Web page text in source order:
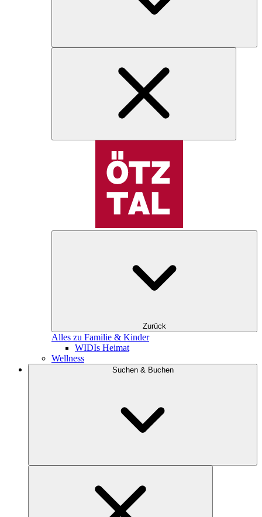
Zurück
Alles zu Familie & Kinder
WIDIs Heimat
Wellness
Suchen & Buchen